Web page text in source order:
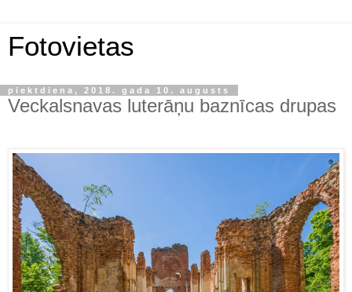
Fotovietas
piektdiena, 2018. gada 10. augusts
Veckalsnavas luterāņu baznīcas drupas